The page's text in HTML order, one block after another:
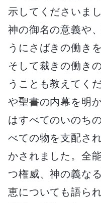
示してくださいま
神の御名の意義や
うにさばきの働き
そして裁きの働き
うことも教えてく
や聖書の内幕を明
はすべてのいのち
べての物を支配さ
かされました。全
つ権威、神の義な
恵についても語ら